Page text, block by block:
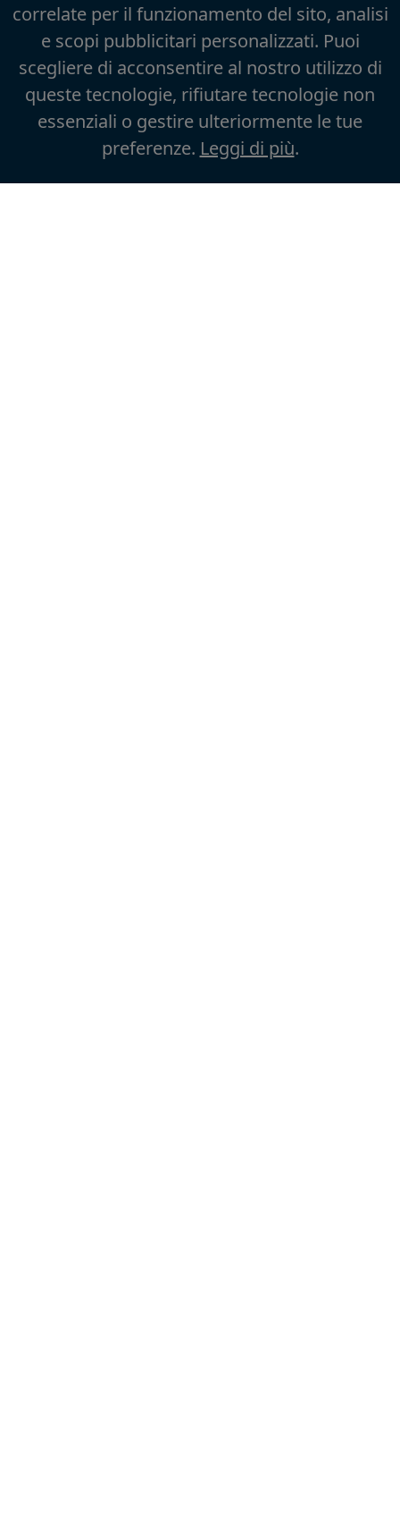
correlate per il funzionamento del sito, analisi
e scopi pubblicitari personalizzati. Puoi
scegliere di acconsentire al nostro utilizzo di
queste tecnologie, rifiutare tecnologie non
essenziali o gestire ulteriormente le tue
preferenze. Leggi di più.